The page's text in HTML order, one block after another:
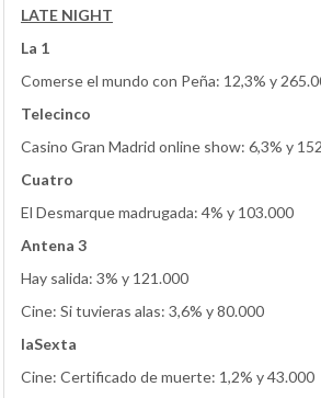
LATE NIGHT
La 1
Comerse el mundo con Peña: 12,3% y
Telecinco
Casino Gran Madrid online show: 6,3% y
Cuatro
El Desmarque madrugada: 4% y 103.000
Antena 3
Hay salida: 3% y 121.000
Cine: Si tuvieras alas: 3,6% y 80.000
laSexta
Cine: Certificado de muerte: 1,2% y 43.000